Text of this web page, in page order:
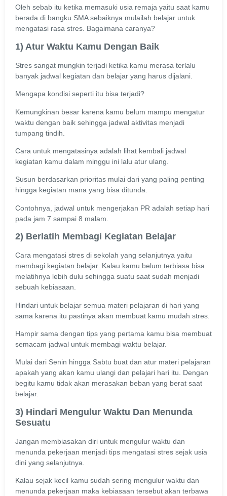
Oleh sebab itu ketika memasuki usia remaja yaitu saat kamu
berada di bangku SMA sebaiknya mulailah belajar untuk
mengatasi rasa stres. Bagaimana caranya?
1) Atur Waktu Kamu Dengan Baik
Stres sangat mungkin terjadi ketika kamu merasa terlalu
banyak jadwal kegiatan dan belajar yang harus dijalani.
Mengapa kondisi seperti itu bisa terjadi?
Kemungkinan besar karena kamu belum mampu mengatur
waktu dengan baik sehingga jadwal aktivitas menjadi
tumpang tindih.
Cara untuk mengatasinya adalah lihat kembali jadwal
kegiatan kamu dalam minggu ini lalu atur ulang.
Susun berdasarkan prioritas mulai dari yang paling penting
hingga kegiatan mana yang bisa ditunda.
Contohnya, jadwal untuk mengerjakan PR adalah setiap hari
pada jam 7 sampai 8 malam.
2) Berlatih Membagi Kegiatan Belajar
Cara mengatasi stres di sekolah yang selanjutnya yaitu
membagi kegiatan belajar. Kalau kamu belum terbiasa bisa
melatihnya lebih dulu sehingga suatu saat sudah menjadi
sebuah kebiasaan.
Hindari untuk belajar semua materi pelajaran di hari yang
sama karena itu pastinya akan membuat kamu mudah stres.
Hampir sama dengan tips yang pertama kamu bisa membuat
semacam jadwal untuk membagi waktu belajar.
Mulai dari Senin hingga Sabtu buat dan atur materi pelajaran
apakah yang akan kamu ulangi dan pelajari hari itu. Dengan
begitu kamu tidak akan merasakan beban yang berat saat
belajar.
3) Hindari Mengulur Waktu Dan Menunda
Sesuatu
Jangan membiasakan diri untuk mengulur waktu dan
menunda pekerjaan menjadi tips mengatasi stres sejak usia
dini yang selanjutnya.
Kalau sejak kecil kamu sudah sering mengulur waktu dan
menunda pekerjaan maka kebiasaan tersebut akan terbawa